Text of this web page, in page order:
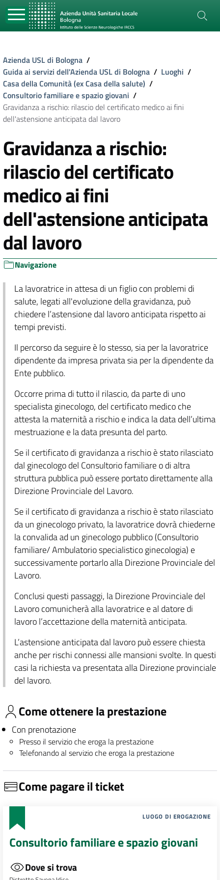
Azienda USL di Bologna /
Guida ai servizi dell'Azienda USL di Bologna / Luoghi /
Casa della Comunità (ex Casa della salute) /
Consultorio familiare e spazio giovani /
Gravidanza a rischio: rilascio del certificato medico ai fini
dell'astensione anticipata dal lavoro
Gravidanza a rischio:
rilascio del certificato
medico ai fini
dell'astensione anticipata
dal lavoro
Navigazione
La lavoratrice in attesa di un figlio con problemi di
salute, legati all'evoluzione della gravidanza, può
chiedere l’astensione dal lavoro anticipata rispetto ai
tempi previsti.
Il percorso da seguire è lo stesso, sia per la lavoratrice
dipendente da impresa privata sia per la dipendente da
Ente pubblico.
Occorre prima di tutto il rilascio, da parte di uno
specialista ginecologo, del certificato medico che
attesta la maternità a rischio e indica la data dell’ultima
mestruazione e la data presunta del parto.
Se il certificato di gravidanza a rischio è stato rilasciato
dal ginecologo del Consultorio familiare o di altra
struttura pubblica può essere portato direttamente alla
Direzione Provinciale del Lavoro.
Se il certificato di gravidanza a rischio è stato rilasciato
da un ginecologo privato, la lavoratrice dovrà chiederne
la convalida ad un ginecologo pubblico (Consultorio
familiare/ Ambulatorio specialistico ginecologia) e
successivamente portarlo alla Direzione Provinciale del
Lavoro.
Conclusi questi passaggi, la Direzione Provinciale del
Lavoro comunicherà alla lavoratrice e al datore di
lavoro l’accettazione della maternità anticipata.
L’astensione anticipata dal lavoro può essere chiesta
anche per rischi connessi alle mansioni svolte. In questi
casi la richiesta va presentata alla Direzione provinciale
del lavoro.
Come ottenere la prestazione
Con prenotazione
Presso il servizio che eroga la prestazione
Telefonando al servizio che eroga la prestazione
Come pagare il ticket
LUOGO DI EROGAZIONE
Consultorio familiare e spazio giovani
Dove si trova